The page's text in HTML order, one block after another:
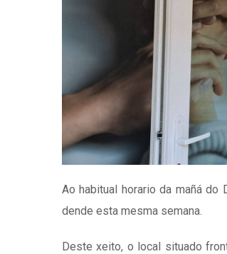
Ao habitual horario da mañá do
dende esta mesma semana.
Deste xeito, o local situado